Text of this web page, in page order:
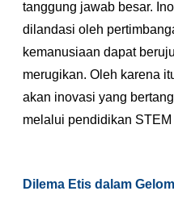
tanggung jawab besar.
dilandasi oleh
kemanusiaan dapat
merugikan. Oleh karena
akan inovasi yang
melalui pendidikan
Dilema Etis dalam